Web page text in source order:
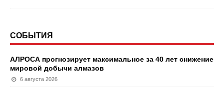
СОБЫТИЯ
АЛРОСА прогнозирует максимальное за 40 лет снижение
мировой добычи алмазов
6 августа 2026